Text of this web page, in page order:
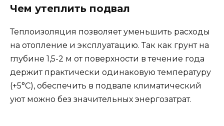
Чем утеплить подвал
Теплоизоляция позволяет уменьшить расходы
на отопление и эксплуатацию. Так как грунт на
глубине 1,5-2 м от поверхности в течение года
держит практически одинаковую температуру
(+5°С), обеспечить в подвале климатический
уют можно без значительных энергозатрат.